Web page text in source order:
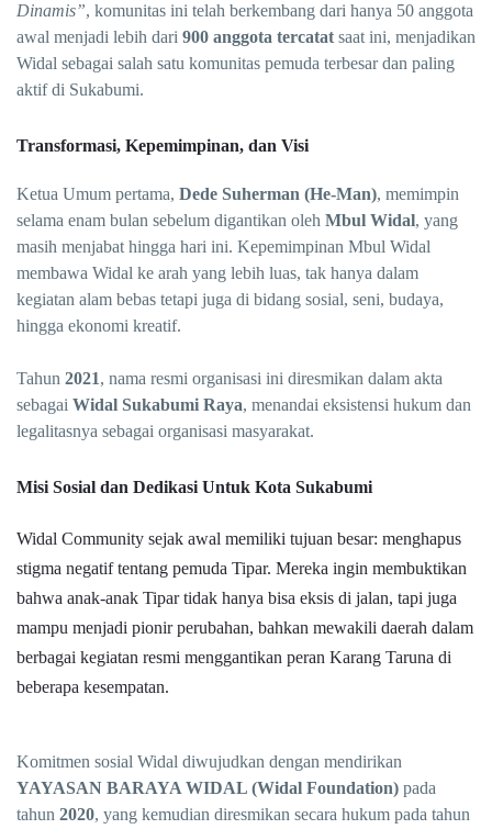
Dinamis”, komunitas ini telah berkembang dari hanya 50 anggota
awal menjadi lebih dari 900 anggota tercatat saat ini, menjadikan
Widal sebagai salah satu komunitas pemuda terbesar dan paling
aktif di Sukabumi.
Transformasi, Kepemimpinan, dan Visi
Ketua Umum pertama, Dede Suherman (He-Man), memimpin
selama enam bulan sebelum digantikan oleh Mbul Widal, yang
masih menjabat hingga hari ini. Kepemimpinan Mbul Widal
membawa Widal ke arah yang lebih luas, tak hanya dalam
kegiatan alam bebas tetapi juga di bidang sosial, seni, budaya,
hingga ekonomi kreatif.
Tahun 2021, nama resmi organisasi ini diresmikan dalam akta
sebagai Widal Sukabumi Raya, menandai eksistensi hukum dan
legalitasnya sebagai organisasi masyarakat.
Misi Sosial dan Dedikasi Untuk Kota Sukabumi
Widal Community sejak awal memiliki tujuan besar: menghapus
stigma negatif tentang pemuda Tipar. Mereka ingin membuktikan
bahwa anak-anak Tipar tidak hanya bisa eksis di jalan, tapi juga
mampu menjadi pionir perubahan, bahkan mewakili daerah dalam
berbagai kegiatan resmi menggantikan peran Karang Taruna di
beberapa kesempatan.
Komitmen sosial Widal diwujudkan dengan mendirikan
YAYASAN BARAYA WIDAL (Widal Foundation) pada
tahun 2020, yang kemudian diresmikan secara hukum pada tahun